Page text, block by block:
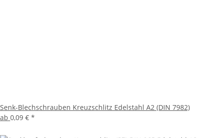
Senk-Blechschrauben Kreuzschlitz Edelstahl A2 (DIN 7982)
ab 0,09 € *